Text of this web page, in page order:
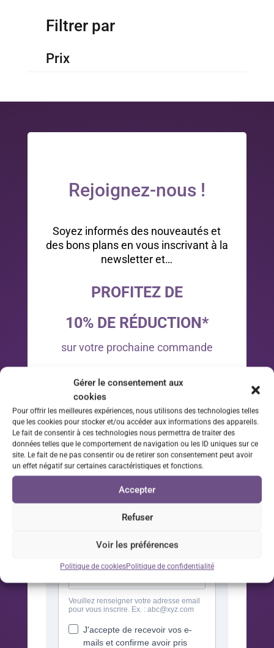
Gérer le consentement aux
cookies
Pour offrir les meilleures expériences, nous utilisons des technologies telles
que les cookies pour stocker et/ou accéder aux informations des appareils.
Le fait de consentir à ces technologies nous permettra de traiter des
données telles que le comportement de navigation ou les ID uniques sur ce
site. Le fait de ne pas consentir ou de retirer son consentement peut avoir
un effet négatif sur certaines caractéristiques et fonctions.
Accepter
Refuser
Voir les préférences
Politique de cookiesPolitique de confidentialité
était :
54,00 €.50,00 €.
Filtrer par
Prix
Rejoignez-nous !
Soyez informés des nouveautés et
des bons plans en vous inscrivant à la
newsletter et…
PROFITEZ DE
10% DE RÉDUCTION*
sur votre prochaine commande
*Offre valable 30 jours à compter de la date d’inscription
à la newsletter sur votre prochaine commande.